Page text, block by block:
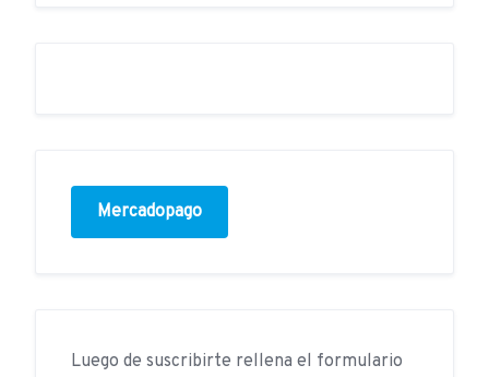
Mercadopago
Luego de suscribirte rellena el formulario